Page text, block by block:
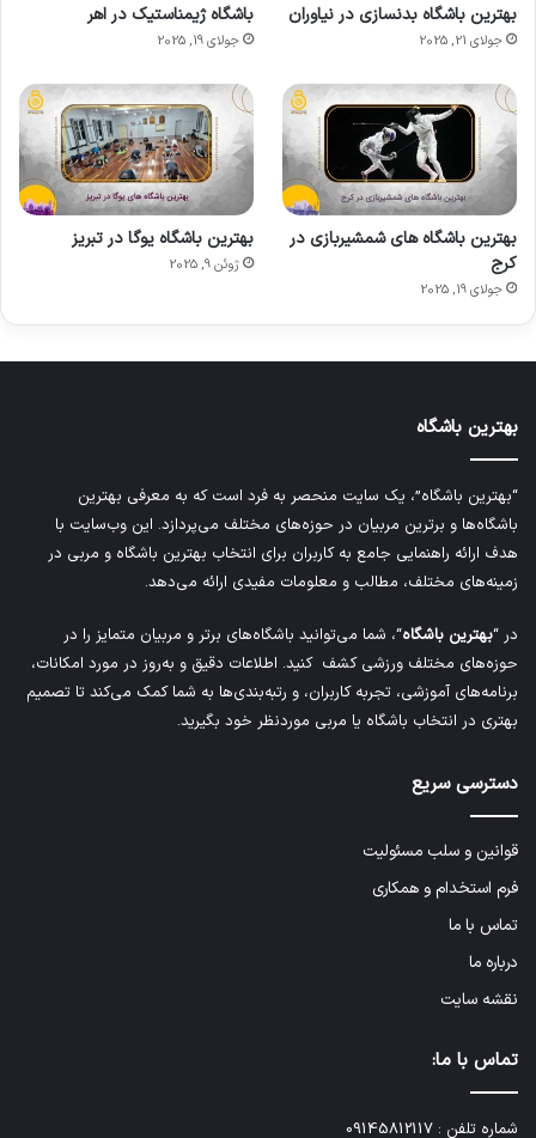
بهترین باشگاه بدنسازی در نیاوران
جولای 21, 2025
باشگاه ژیمناستیک در اهر
جولای 19, 2025
بهترین باشگاه های شمشیربازی در
کرج
جولای 19, 2025
بهترین باشگاه یوگا در تبریز
ژوئن 9, 2025
بهترین باشگاه
“بهترین باشگاه”، یک سایت منحصر به فرد است که به معرفی بهترین
باشگاه‌ها و برترین مربیان در حوزه‌های مختلف می‌پردازد. این وب‌سایت با
هدف ارائه راهنمایی جامع به کاربران برای انتخاب بهترین باشگاه و مربی در
زمینه‌های مختلف، مطالب و معلومات مفیدی ارائه می‌دهد.
در “بهترین باشگاه“، شما می‌توانید باشگاه‌های برتر و مربیان متمایز را در
حوزه‌های مختلف ورزشی کشف کنید. اطلاعات دقیق و به‌روز در مورد امکانات،
برنامه‌های آموزشی، تجربه کاربران، و رتبه‌بندی‌ها به شما کمک می‌کند تا تصمیم
بهتری در انتخاب باشگاه یا مربی موردنظر خود بگیرید.
دسترسی سریع
قوانین و سلب مسئولیت
فرم استخدام و همکاری
تماس با ما
درباره ما
نقشه سایت
تماس با ما:
شماره تلفن : 09145812117